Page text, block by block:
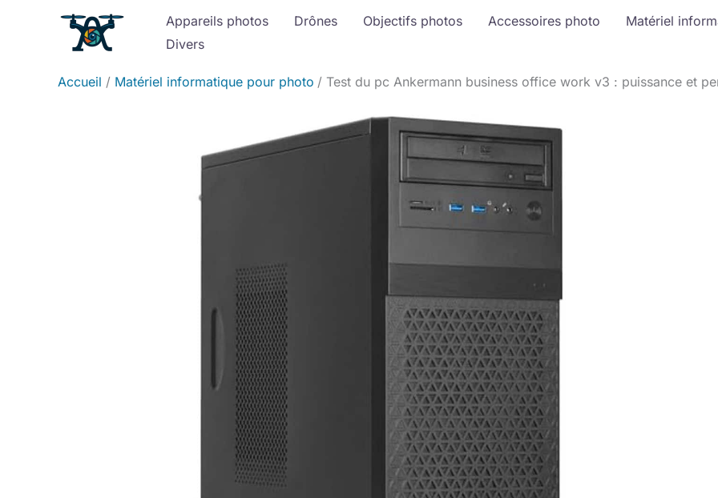
Appareils photos Drônes Objectifs photos Accessoires photo
Matériel
Divers
Accueil Matériel informatique pour photo Test du pc Ankermann business office work v3 : puissance et